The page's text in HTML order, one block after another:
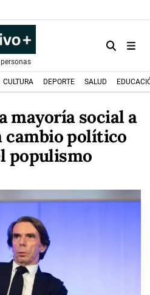
CULTURA DEPORTE SALUD
mayoría social a
cambio político
populismo